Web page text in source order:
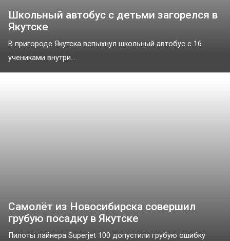
Школьный автобус с детьми загорелся в
Якутске
В пригороде Якутска вспыхнул школьный автобус с 16
учениками внутри....
Самолёт из Новосибирска совершил
грубую посадку в Якутске
Пилоты лайнера Superjet 100 допустили грубую ошибку